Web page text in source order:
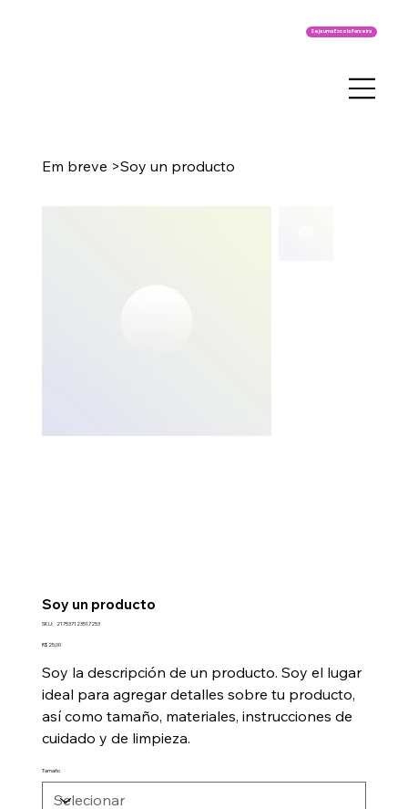
Seja uma Escola Parceira
Em breve >Soy un producto
Soy un producto
SKU:
SKU
217537123517253
Preço
R$ 25,00
Soy la descripción de un producto. Soy el lugar
ideal para agregar detalles sobre tu producto,
así como tamaño, materiales, instrucciones de
cuidado y de limpieza.
Tamaño